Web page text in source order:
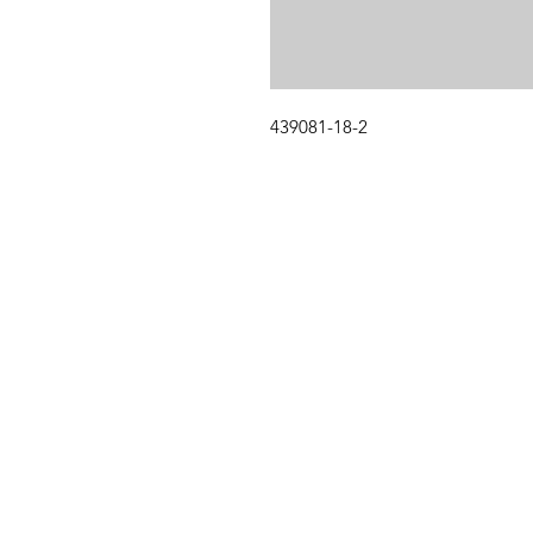
439081-18-2